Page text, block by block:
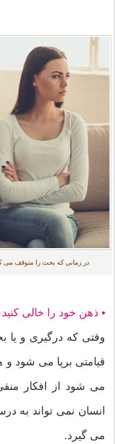
در زمانی که بحث را متوقف می
•ذهن خود را خالی کنید
وقتی که درگیری و یا
قیامتی برپا می شود
می شود از افکار
انسان نمی تواند به
می گیرد.